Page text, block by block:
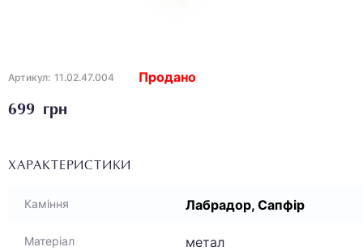
Артикул: 11.02.47.004
699 грн
Продано
ХАРАКТЕРИСТИКИ
Каміння Лабрадор, Сапфір
Матеріал метал